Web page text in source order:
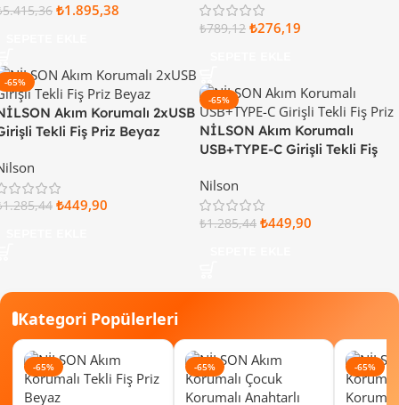
5.415,36 ₺1.895,38
₺789,12 ₺276,19
-65%
Akım Korumalı 2xUSB
Tekli Fiş Priz Beyaz
1.285,44 ₺449,90
-65%
NİLSON Akım Korumalı
USB+TYPE-C Girişli Tekli Fiş
Nilson
₺1.285,44 ₺449,90
Kategori Popülerleri
-65% -65% -65%